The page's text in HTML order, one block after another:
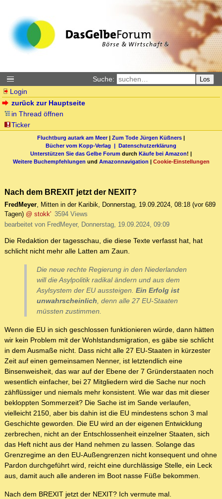
Suche: Los
Login
zurück zur Hauptseite
in Thread öffnen
Ticker
Fluchtburg autark am Meer| Zum Tode Jürgen Küßners |
Bücher vom Kopp-Verlag | Datenschutzerklärung
Unterstützen Sie das Gelbe Forum durch Käufe bei Amazon! |
Weitere Buchempfehlungen und Amazonnavigation | Cookie-Einstellungen
Nach dem BREXIT jetzt der NEXIT?
FredMeyer, Mitten in der Karibik, Donnerstag, 19.09.2024, 08:18 (vor 689
Tagen) @ stokk' 3594 Views
bearbeitet von FredMeyer, Donnerstag, 19.09.2024, 09:09
Die Redaktion der tagesschau, die diese Texte verfasst hat, hat
schlicht nicht mehr alle Latten am Zaun.
Die neue rechte Regierung in den Niederlanden
will die Asylpolitik radikal ändern und aus dem
Asylsystem der EU aussteigen. Ein Erfolg ist
unwahrscheinlich, denn alle 27 EU-Staaten
müssten zustimmen.
Wenn die EU in sich geschlossen funktionieren würde, dann hätten
wir kein Problem mit der Wohlstandsmigration, es gäbe sie schlicht
in dem Ausmaße nicht. Dass nicht alle 27 EU-Staaten in kürzester
Zeit auf einen gemeinsamen Nenner, ist letztendlich eine
Binsenweisheit, das war auf der Ebene der 7 Gründerstaaten noch
wesentlich einfacher, bei 27 Mitgliedern wird die Sache nur noch
zähflüssiger und niemals mehr konsistent. Wie war das mit dieser
bekloppten Sommerzeit? Die Sache ist im Sande verlaufen,
vielleicht 2150, aber bis dahin ist die EU mindestens schon 3 mal
Geschichte geworden. Die EU wird an der eigenen Entwicklung
zerbrechen, nicht an der Entschlossenheit einzelner Staaten, sich
das Heft nicht aus der Hand nehmen zu lassen. Solange das
Grenzregime an den EU-Außengrenzen nicht konsequent und ohne
Pardon durchgeführt wird, reicht eine durchlässige Stelle, ein Leck
aus, damit auch alle anderen im Boot nasse Füße bekommen.
Nach dem BREXIT jetzt der NEXIT? Ich vermute mal.